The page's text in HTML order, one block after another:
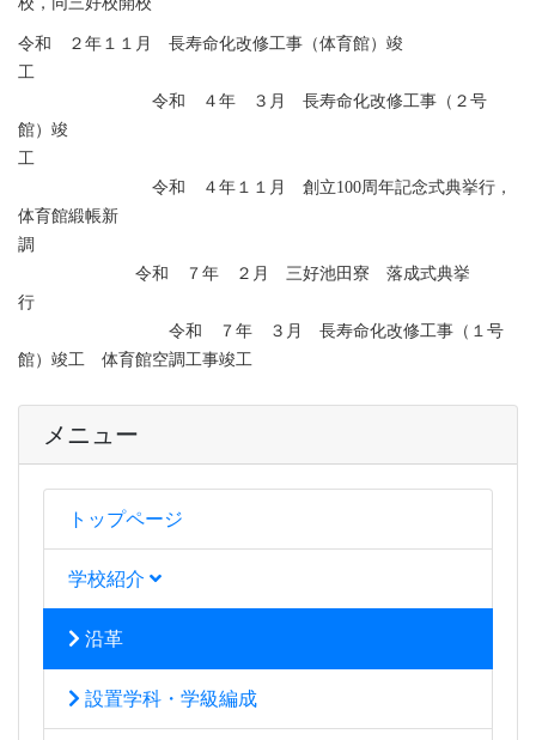
メニュー
トップページ
学校紹介
沿革
設置学科・学級編成
令和 ２年１１月 長寿命化改修工事（体育館）竣
工
令和 ４年 ３月 長寿命化改修工事（２号
館）竣
工
令和 ４年１１月 創立100周年記念式典挙行，
体育館緞帳新
調
令和 ７年 ２月 三好池田寮 落成式典挙
行
令和 ７年 ３月 長寿命化改修工事（１号
館）竣工 体育館空調工事竣工